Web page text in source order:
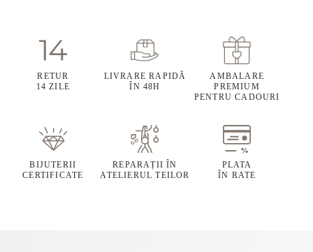
RETUR
14 ZILE
LIVRARE RAPIDĂ
ÎN 48H
AMBALARE
PREMIUM
PENTRU CADOURI
BIJUTERII
CERTIFICATE
REPARAȚII ÎN
ATELIERUL TEILOR
PLATA
ÎN RATE